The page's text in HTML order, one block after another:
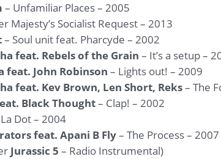
– Unfamiliar Places – 2005
Majesty’s Socialist Request – 2013
– Soul unit feat. Pharcyde – 2002
feat. Rebels of the Grain – It’s a setup –
feat. John Robinson – Lights out! – 2009
feat. Kev Brown, Len Short, Reks– The
Black Thought– Clap! – 2002
Dot – 2004
feat. Apani B Fly– The Process – 2007
Jurassic 5 – Radio Instrumental)